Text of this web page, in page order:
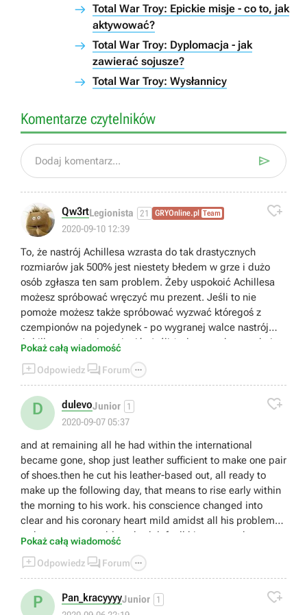
Total War Troy: Epickie misje - co to, jak
aktywować?
Total War Troy: Dyplomacja - jak
zawierać sojusze?
Total War Troy: Wysłannicy
Komentarze czytelników
Dodaj komentarz... 
Qw3rtLegionista 21 GRYOnline.pl Team
2020-09-10 12:39

To, że nastrój Achillesa wzrasta do tak drastycznych
rozmiarów jak 500% jest niestety błedem w grze i dużo
osób zgłasza ten sam problem. Żeby uspokoić Achillesa
możesz spróbować wręczyć mu prezent. Jeśli to nie
pomoże możesz także spróbować wyzwać któregoś z
czempionów na pojedynek - po wygranej walce nastrój
Achillesa może się zmienić. Jeśli żadna z tych metod nie
zadziała trzeba będzie poczekać na odpowiednią
aktualizację.
Pokaż całą wiadomość
Odpowiedz  Forum 
D dulevoJunior 1
2020-09-07 05:37

and at remaining all he had within the international
became gone, shop just leather sufficient to make one pair
of shoes.then he cut his leather-based out, all ready to
make up the following day, that means to rise early within
the morning to his work. his conscience changed into
clear and his coronary heart mild amidst all his problems;
so he went peaceably to bed, left all his cares to heaven,
and soon fell asleep. [link]
Pokaż całą wiadomość
Odpowiedz  Forum 
P Pan_kracyyyyJunior 1 